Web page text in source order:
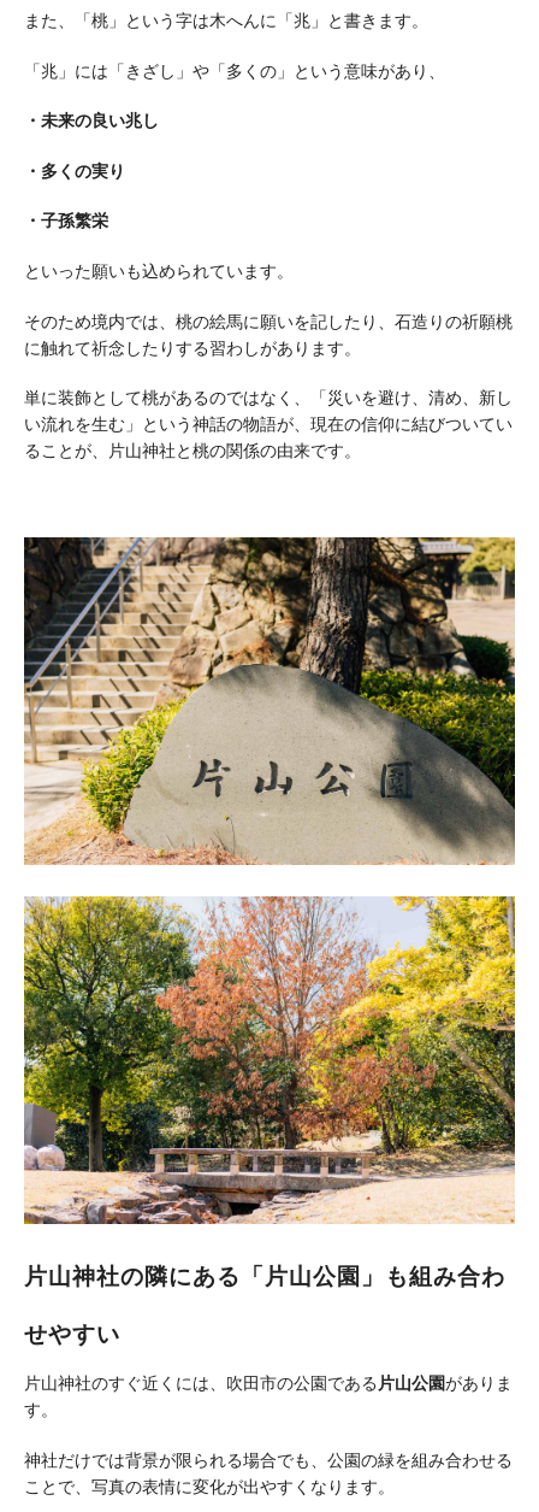
また、「桃」という字は木へんに「兆」と書きます。
「兆」には「きざし」や「多くの」という意味があり、
・未来の良い兆し
・多くの実り
・子孫繁栄
といった願いも込められています。
そのため境内では、桃の絵馬に願いを記したり、石造りの祈願桃
に触れて祈念したりする習わしがあります。
単に装飾として桃があるのではなく、「災いを避け、清め、新し
い流れを生む」という神話の物語が、現在の信仰に結びついてい
ることが、片山神社と桃の関係の由来です。
片山神社の隣にある「片山公園」も組み合わ
せやすい
片山神社のすぐ近くには、吹田市の公園である片山公園がありま
す。
神社だけでは背景が限られる場合でも、公園の緑を組み合わせる
ことで、写真の表情に変化が出やすくなります。